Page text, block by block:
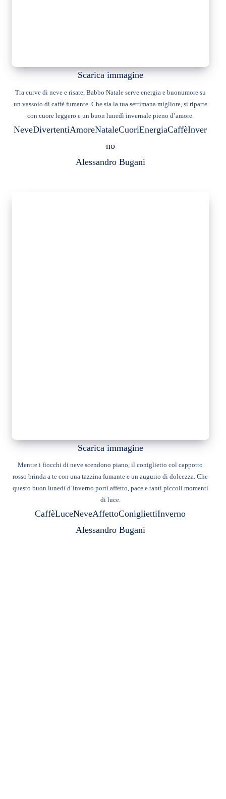
Scarica immagine
Tra curve di neve e risate, Babbo Natale serve energia e buonumore su
un vassoio di caffè fumante. Che sia la tua settimana migliore, si riparte
con cuore leggero e un buon lunedì invernale pieno d’amore.
NeveDivertentiAmoreNataleCuoriEnergiaCaffèInver
no
Alessandro Bugani
Scarica immagine
Mentre i fiocchi di neve scendono piano, il coniglietto col cappotto
rosso brinda a te con una tazzina fumante e un augurio di dolcezza. Che
questo buon lunedì d’inverno porti affetto, pace e tanti piccoli momenti
di luce.
CaffèLuceNeveAffettoConigliettiInverno
Alessandro Bugani